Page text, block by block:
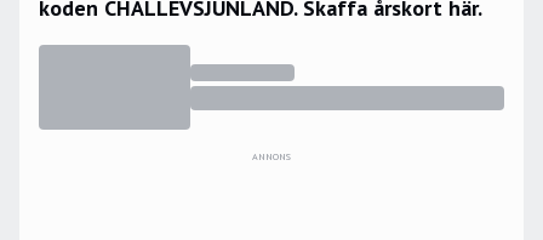
koden CHALLEVSJUNLAND. Skaffa årskort här.
ANNONS